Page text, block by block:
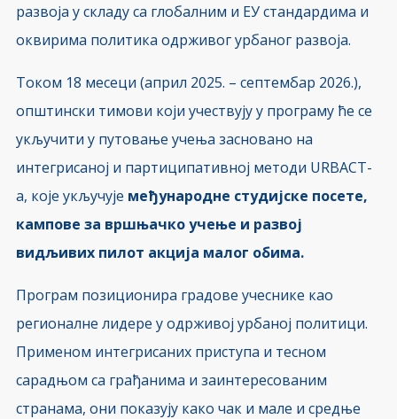
развоја у складу са глобалним и ЕУ стандардима и
оквирима политика одрживог урбаног развоја.
Током 18 месеци (април 2025. – септембар 2026.),
општински тимови који учествују у програму ће се
укључити у путовање учења засновано на
интегрисаној и партиципативној методи URBACT-
а, које укључује међународне студијске посете,
кампове за вршњачко учење и развој
видљивих пилот акција малог обима.
Програм позиционира градове учеснике као
регионалне лидере у одрживој урбаној политици.
Применом интегрисаних приступа и тесном
сарадњом са грађанима и заинтересованим
странама, они показују како чак и мале и средње